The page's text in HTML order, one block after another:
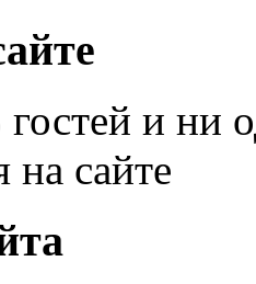
и ни
на сайте